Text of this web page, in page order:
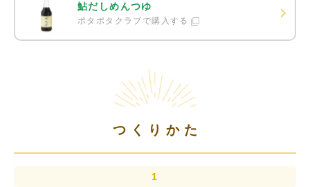
鮎だしめんつゆ
ポタポタクラブで購入する
つくりかた